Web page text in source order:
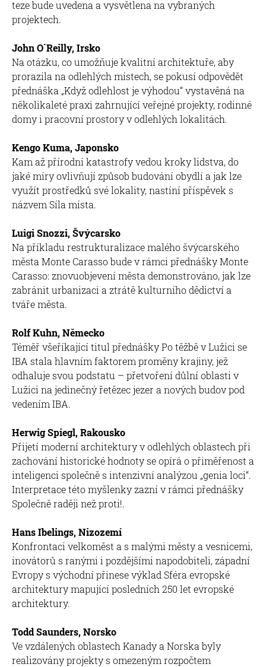
teze bude uvedena a vysvětlena na vybraných
projektech.
John O´Reilly, Irsko
Na otázku, co umožňuje kvalitní architektuře, aby
prorazila na odlehlých místech, se pokusí odpovědět
přednáška „Když odlehlost je výhodou“ vystavěná na
několikaleté praxi zahrnující veřejné projekty, rodinné
domy i pracovní prostory v odlehlých lokalitách.
Kengo Kuma, Japonsko
Kam až přírodní katastrofy vedou kroky lidstva, do
jaké míry ovlivňují způsob budování obydlí a jak lze
využít prostředků své lokality, nastíní příspěvek s
názvem Síla místa.
Luigi Snozzi, Švýcarsko
Na příkladu restrukturalizace malého švýcarského
města Monte Carasso bude v rámci přednášky Monte
Carasso: znovuobjevení města demonstrováno, jak lze
zabránit urbanizaci a ztrátě kulturního dědictví a
tváře města.
Rolf Kuhn, Německo
Téměř všeříkající titul přednášky Po těžbě v Lužici se
IBA stala hlavním faktorem proměny krajiny, jež
odhaluje svou podstatu – přetvoření důlní oblasti v
Lužici na jedinečný řetězec jezer a nových budov pod
vedením IBA.
Herwig Spiegl, Rakousko
Přijetí moderní architektury v odlehlých oblastech při
zachování historické hodnoty se opírá o přiměřenost a
inteligenci společně s intenzivní analýzou „genia loci“.
Interpretace této myšlenky zazní v rámci přednášky
Společně raději než proti!.
Hans Ibelings, Nizozemí
Konfrontaci velkoměst a s malými městy a vesnicemi,
inovátorů s ranými i pozdějšími napodobiteli, západní
Evropy s východní přinese výklad Sféra evropské
architektury mapující posledních 250 let evropské
architektury.
Todd Saunders, Norsko
Ve vzdálených oblastech Kanady a Norska byly
realizovány projekty s omezeným rozpočtem